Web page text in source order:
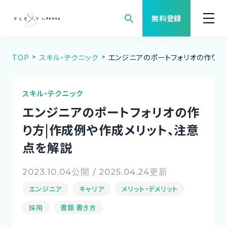
search 無料登録
案件検索
職種から案件を探す
FLEXYについて
よくある質問
福利厚生
ご利用者様の声
TOP スキル・テクニック エンジニアのポートフォリオの作り
スキル・テクニック
エンジニアのポートフォリオの作
り方|作成例や作成メリット、注意
点を解説
2023.10.04公開 / 2025.04.24更新
エンジニア キャリア
メリット・デメリット
採用
書類 書き方